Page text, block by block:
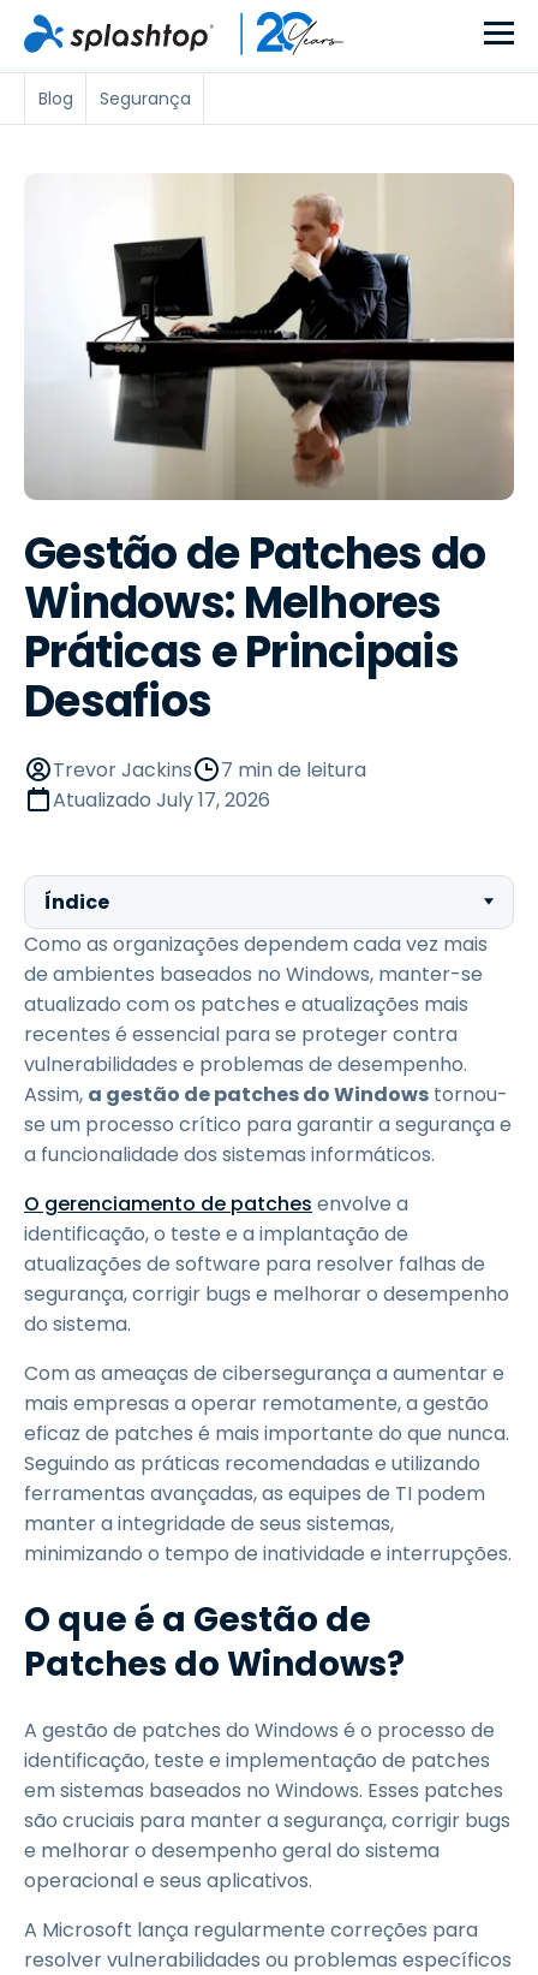
Blog Segurança
Gestão de Patches do
Windows: Melhores
Práticas e Principais
Desafios
Trevor Jackins
7 min de leitura
Atualizado July 17, 2026
Índice
Como as organizações dependem cada vez mais
de ambientes baseados no Windows, manter-se
atualizado com os patches e atualizações mais
recentes é essencial para se proteger contra
vulnerabilidades e problemas de desempenho.
Assim, a gestão de patches do Windows tornou-
se um processo crítico para garantir a segurança e
a funcionalidade dos sistemas informáticos.
O gerenciamento de patches envolve a
identificação, o teste e a implantação de
atualizações de software para resolver falhas de
segurança, corrigir bugs e melhorar o desempenho
do sistema.
Com as ameaças de cibersegurança a aumentar e
mais empresas a operar remotamente, a gestão
eficaz de patches é mais importante do que nunca.
Seguindo as práticas recomendadas e utilizando
ferramentas avançadas, as equipes de TI podem
manter a integridade de seus sistemas,
minimizando o tempo de inatividade e interrupções.
O que é a Gestão de
Patches do Windows?
A gestão de patches do Windows é o processo de
identificação, teste e implementação de patches
em sistemas baseados no Windows. Esses patches
são cruciais para manter a segurança, corrigir bugs
e melhorar o desempenho geral do sistema
operacional e seus aplicativos.
A Microsoft lança regularmente correções para
resolver vulnerabilidades ou problemas específicos